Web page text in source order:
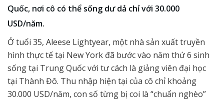
Quốc, nơi cô có thể sống dư dả chỉ với 30.000
USD/năm.
Ở tuổi 35, Aleese Lightyear, một nhà sản xuất truyền
hình thực tế tại New York đã bước vào năm thứ 6 sinh
sống tại Trung Quốc với tư cách là giảng viên đại học
tại Thành Đô. Thu nhập hiện tại của cô chỉ khoảng
30.000 USD/năm, con số từng bị coi là “chuẩn nghèo”